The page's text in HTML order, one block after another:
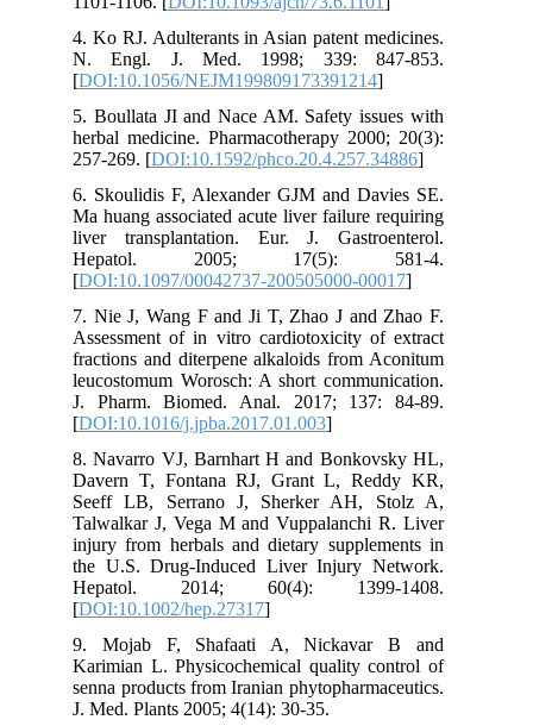
4. Ko RJ. Adulterants in Asian patent medicines.
N. Engl. J. Med. 1998; 339: 847-853.
[DOI:10.1056/NEJM199809173391214
5. Boullata JI and Nace AM. Safety issues with
herbal medicine. Pharmacotherapy 2000; 20(3):
257-269. [DOI:10.1592/phco.20.4.257.34886
6. Skoulidis F, Alexander GJM and Davies SE.
Ma huang associated acute liver failure requiring
liver transplantation. Eur. J. Gastroenterol.
Hepatol. 2005; 17(5): 581-4.
[DOI:10.1097/00042737-200505000-00017
7. Nie J, Wang F and Ji T, Zhao J and Zhao F.
Assessment of in vitro cardiotoxicity of extract
fractions and diterpene alkaloids from Aconitum
leucostomum Worosch: A short communication.
J. Pharm. Biomed. Anal. 2017; 137: 84-89.
[DOI:10.1016/j.jpba.2017.01.003
8. Navarro VJ, Barnhart H and Bonkovsky HL,
Davern T, Fontana RJ, Grant L, Reddy KR,
Seeff LB, Serrano J, Sherker AH, Stolz A,
Talwalkar J, Vega M and Vuppalanchi R. Liver
injury from herbals and dietary supplements in
the U.S. Drug-Induced Liver Injury Network.
Hepatol. 2014; 60(4): 1399-1408.
[DOI:10.1002/hep.27317
9. Mojab F, Shafaati A, Nickavar B and
Karimian L. Physicochemical quality control of
senna products from Iranian phytopharmaceutics.
J. Med. Plants 2005; 4(14): 30-35.